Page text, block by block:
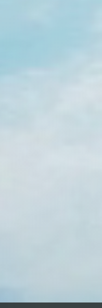
手座☆午後九時 Don't be